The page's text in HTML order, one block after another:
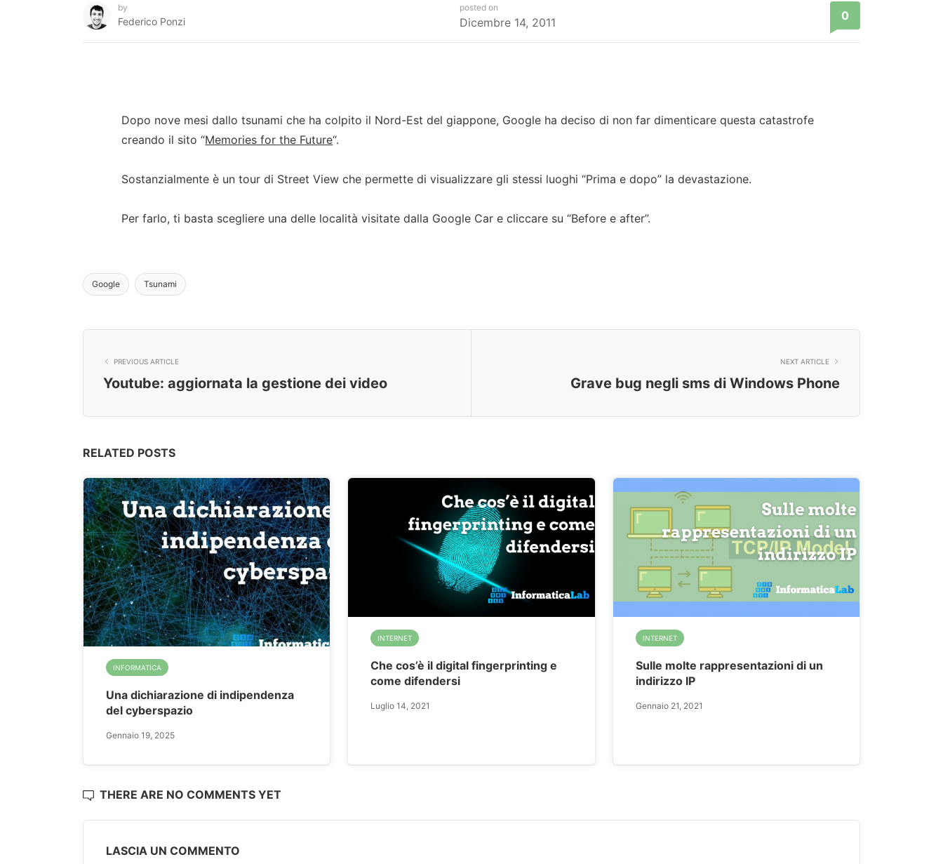
by
Federico Ponzi
posted on
Dicembre 14, 2011 0
Dopo nove mesi dallo tsunami che ha colpito il Nord-Est del giappone, Google ha deciso di non far dimenticare questa catastrofe
creando il sito “Memories for the Future“.
Sostanzialmente è un tour di Street View che permette di visualizzare gli stessi luoghi “Prima e dopo” la devastazione.
Per farlo, ti basta scegliere una delle località visitate dalla Google Car e cliccare su “Before e after”.
Google Tsunami
PREVIOUS ARTICLE
Youtube: aggiornata la gestione dei video
NEXT ARTICLE
Grave bug negli sms di Windows Phone
RELATED POSTS
INFORMATICA
Una dichiarazione di indipendenza
del cyberspazio
Gennaio 19, 2025
INTERNET
Che cos’è il digital fingerprinting e
come difendersi
Luglio 14, 2021
INTERNET
Sulle molte rappresentazioni di un
indirizzo IP
Gennaio 21, 2021
THERE ARE NO COMMENTS YET
LASCIA UN COMMENTO